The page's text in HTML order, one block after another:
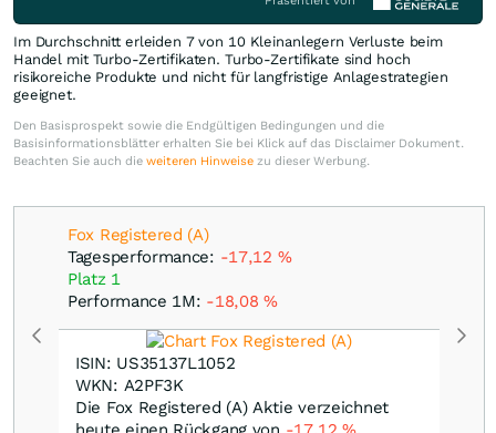
Im Durchschnitt erleiden 7 von 10 Kleinanlegern Verluste beim
Handel mit Turbo-Zertifikaten. Turbo-Zertifikate sind hoch
risikoreiche Produkte und nicht für langfristige Anlagestrategien
geeignet.
Den Basisprospekt sowie die Endgültigen Bedingungen und die
Basisinformationsblätter erhalten Sie bei Klick auf das Disclaimer Dokument.
Beachten Sie auch die weiteren Hinweise zu dieser Werbung.
Fox Registered (A)
Tagesperformance: -17,12 %
Platz 1
Performance 1M: -18,08%
ISIN: US35137L1052
WKN: A2PF3K
Die Fox Registered (A) Aktie verzeichnet